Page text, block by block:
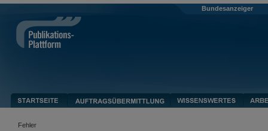
Bundesanzeiger
Fehler